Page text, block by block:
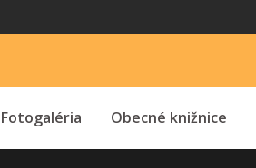
Fotogaléria Obecné knižnice